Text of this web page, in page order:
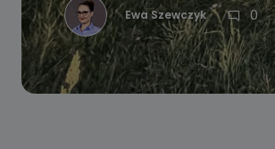
Ewa Szewczyk 0